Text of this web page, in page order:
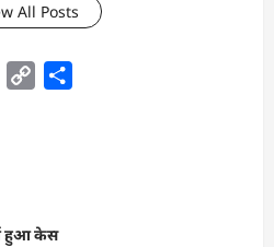
All Posts
Email
Copy
हुआ केस